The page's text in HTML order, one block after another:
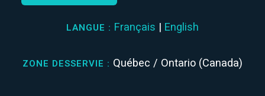
LANGUE : Français | English
ZONE DESSERVIE : Québec / Ontario (Canada)